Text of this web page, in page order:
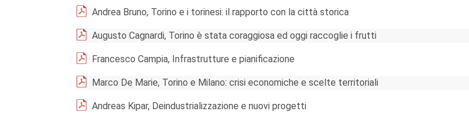
Andrea Bruno, Torino e i torinesi: il rapporto con la città storica
Augusto Cagnardi, Torino è stata coraggiosa ed oggi raccoglie i frutti
Francesco Campia, Infrastrutture e pianificazione
Marco De Marie, Torino e Milano: crisi economiche e scelte territoriali
Andreas Kipar, Deindustrializzazione e nuovi progetti